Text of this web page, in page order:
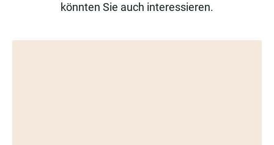
könnten Sie auch interessieren.